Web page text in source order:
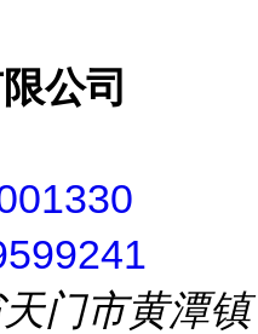
公司
门市黄潭镇